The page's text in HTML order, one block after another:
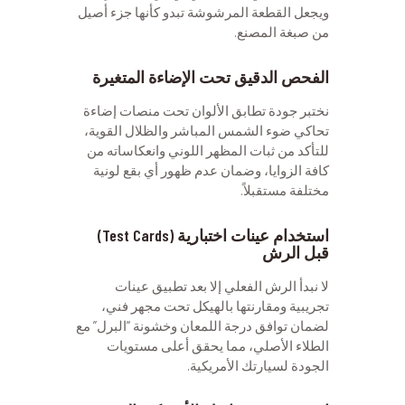
ويجعل القطعة المرشوشة تبدو كأنها جزء أصيل
من صبغة المصنع.
الفحص الدقيق تحت الإضاءة المتغيرة
نختبر جودة تطابق الألوان تحت منصات إضاءة
تحاكي ضوء الشمس المباشر والظلال القوية،
للتأكد من ثبات المظهر اللوني وانعكاساته من
كافة الزوايا، وضمان عدم ظهور أي بقع لونية
مختلفة مستقبلاً.
استخدام عينات اختبارية (Test Cards)
قبل الرش
لا نبدأ الرش الفعلي إلا بعد تطبيق عينات
تجريبية ومقارنتها بالهيكل تحت مجهر فني،
لضمان توافق درجة اللمعان وخشونة “البرل” مع
الطلاء الأصلي، مما يحقق أعلى مستويات
الجودة لسيارتك الأمريكية.